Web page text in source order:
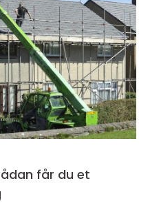
får du et